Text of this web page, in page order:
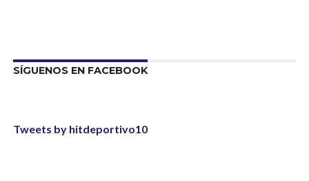
SÍGUENOS EN FACEBOOK
Tweets by hitdeportivo10